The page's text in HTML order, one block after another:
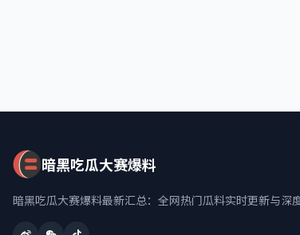
暗黑吃瓜大赛爆料
暗黑吃瓜大赛爆料最新汇总：全网热门瓜料实时更新与深